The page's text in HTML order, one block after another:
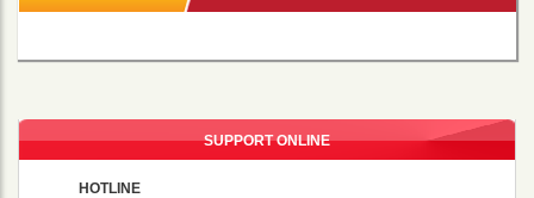
SUPPORT ONLINE
HOTLINE